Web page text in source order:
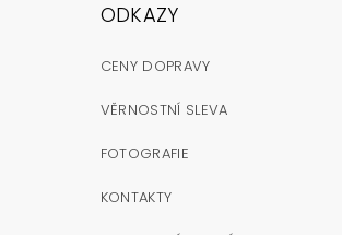
ODKAZY
CENY DOPRAVY
VĚRNOSTNÍ SLEVA
FOTOGRAFIE
KONTAKTY